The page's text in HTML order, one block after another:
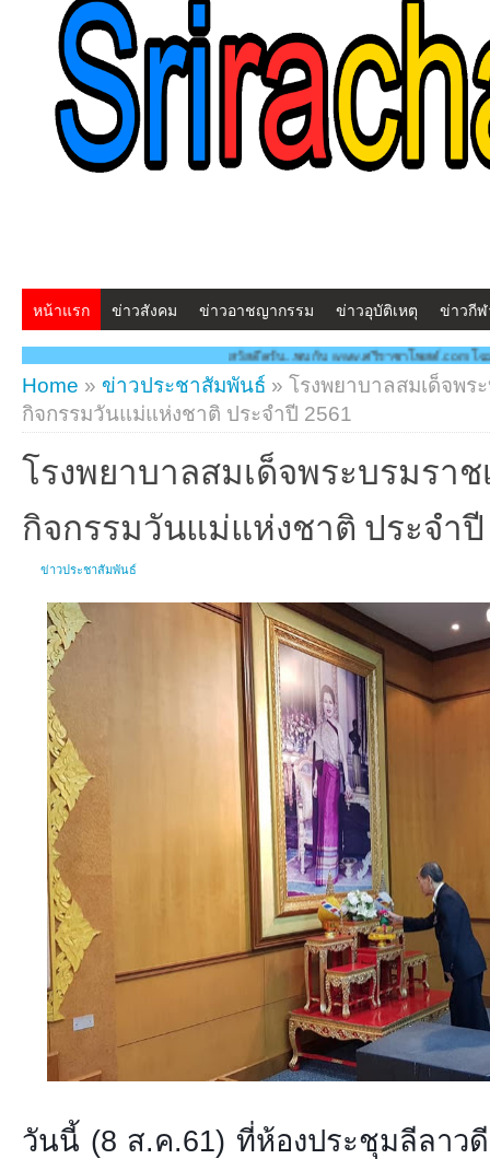
หน้าแรก ข่าวสังคม ข่าวอาชญากรรม ข่าวอุบัติเหตุ ข่าวกี
สวัสดีครับ...พบกับ www.ศรีราชาโพสต์.com โฉมใหม่!! "สร้างสรรค์ ดู
Home » ข่าวประชาสัมพันธ์ » โรงพยาบาลสมเด็จพร
กิจกรรมวันแม่แห่งชาติ ประจำปี 2561
โรงพยาบาลสมเด็จพระบรมรา
กิจกรรมวันแม่แห่งชาติ ประจำปี
ข่าวประชาสัมพันธ์
วันนี้ (8 ส.ค.61) ที่ห้องประชุมลีลาว